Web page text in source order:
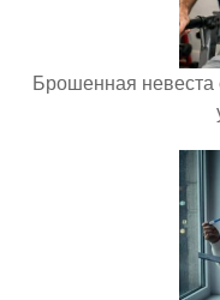
Брошенная невеста